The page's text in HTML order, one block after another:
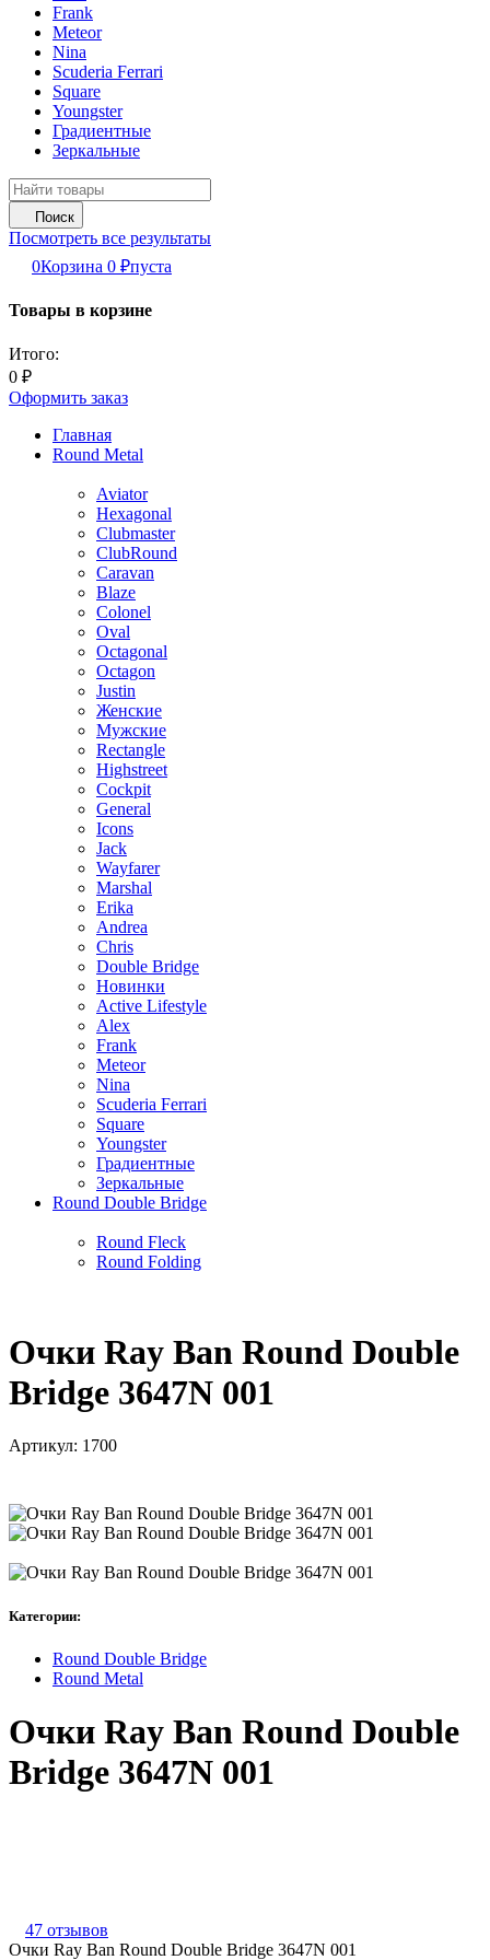
Frank
Meteor
Nina
Scuderia Ferrari
Square
Youngster
Градиентные
Зеркальные
Поиск
Посмотреть все результаты
0Корзина 0 ₽пуста
Товары в корзине
Итого:
0 ₽
Оформить заказ
Главная
Round Metal
Aviator
Hexagonal
Clubmaster
ClubRound
Caravan
Blaze
Colonel
Oval
Octagonal
Octagon
Justin
Женские
Мужские
Rectangle
Highstreet
Cockpit
General
Icons
Jack
Wayfarer
Marshal
Erika
Andrea
Chris
Double Bridge
Новинки
Active Lifestyle
Alex
Frank
Meteor
Nina
Scuderia Ferrari
Square
Youngster
Градиентные
Зеркальные
Round Double Bridge
Round Fleck
Round Folding
Очки Ray Ban Round Double
Bridge 3647N 001
Артикул: 1700
Категории:
Round Double Bridge
Round Metal
Очки Ray Ban Round Double
Bridge 3647N 001
47 отзывов
Очки Ray Ban Round Double Bridge 3647N 001